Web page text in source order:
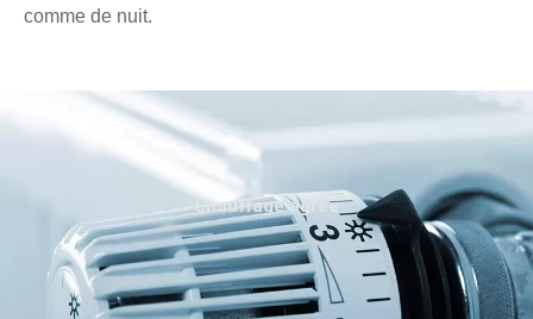
comme de nuit.
Chauffage agréé